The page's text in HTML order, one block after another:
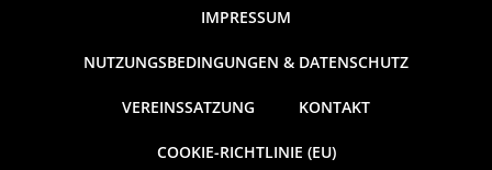
IMPRESSUM
NUTZUNGSBEDINGUNGEN & DATENSCHUTZ
VEREINSSATZUNG KONTAKT
COOKIE-RICHTLINIE (EU)